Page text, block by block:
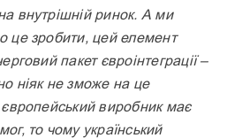
внутрішній ринок. А ми
це зробити, цей елемент
пакет євроін­теграції –
ніяк не зможе на це
виробник має
то чому український